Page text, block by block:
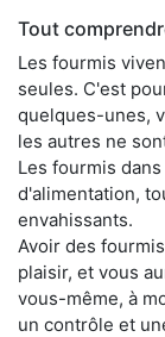
Tout
Les fourmis
seules. C'est
quelques-unes,
les autres ne
Les fourmis
d'alimentation,
envahissants.
Avoir des
plaisir, et vous
vous-même, à
un contrôle et